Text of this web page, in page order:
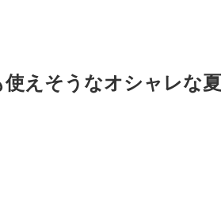
使えそうなオシャレな